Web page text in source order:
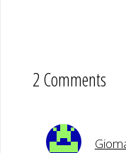
2 Comments